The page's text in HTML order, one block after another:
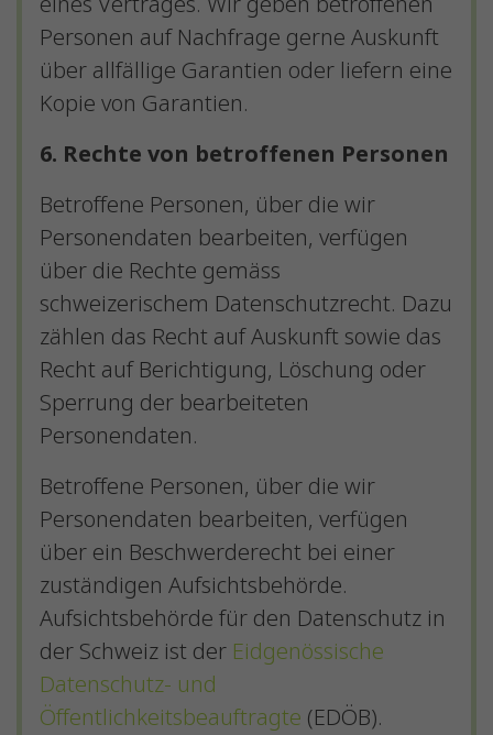
Personen auf Nachfrage gerne Auskunft
über allfällige Garantien oder liefern eine
Kopie von Garantien.
6. Rechte von betroffenen Personen
Betroffene Personen, über die wir
Personendaten bearbeiten, verfügen
über die Rechte gemäss
schweizerischem Datenschutzrecht. Dazu
zählen das Recht auf Auskunft sowie das
Recht auf Berichtigung, Löschung oder
Sperrung der bearbeiteten
Personendaten.
Betroffene Personen, über die wir
Personendaten bearbeiten, verfügen
über ein Beschwerderecht bei einer
zuständigen Aufsichtsbehörde.
Aufsichtsbehörde für den Datenschutz in
der Schweiz ist der Eidgenössische
Datenschutz- und
Öffentlichkeitsbeauftragte (EDÖB).